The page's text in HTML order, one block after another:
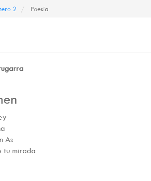
2 Poesía
As
tu mirada